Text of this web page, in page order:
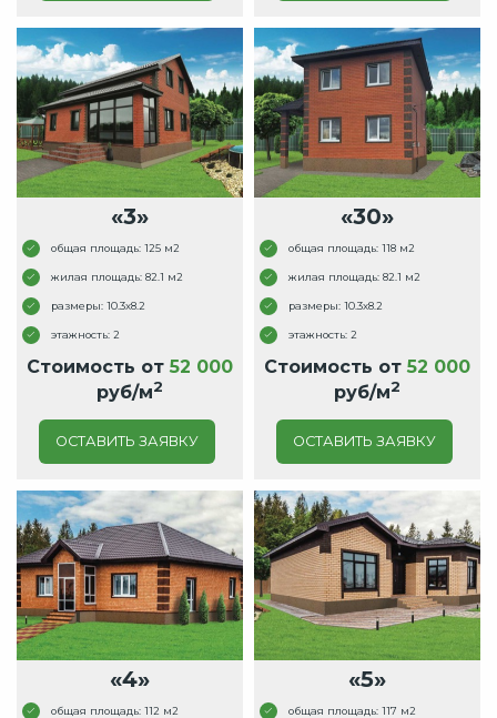
«3»
общая площадь: 125 м2
жилая площадь: 82.1 м2
размеры: 10.3x8.2
этажность: 2
Стоимость от 52 000
руб/м2
ОСТАВИТЬ ЗАЯВКУ
«30»
общая площадь: 118 м2
жилая площадь: 82.1 м2
размеры: 10.3x8.2
этажность: 2
Стоимость от 52 000
руб/м2
ОСТАВИТЬ ЗАЯВКУ
«4»
общая площадь: 112 м2
«5»
общая площадь: 117 м2